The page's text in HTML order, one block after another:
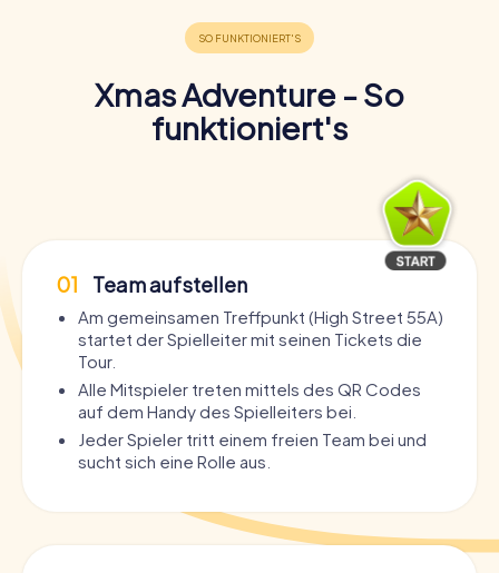
Xmas Adventure - So
funktioniert's
01 Team aufstellen
Am gemeinsamen Treffpunkt (High Street 55A)
startet der Spielleiter mit seinen Tickets die
Tour.
Alle Mitspieler treten mittels des QR Codes
auf dem Handy des Spielleiters bei.
Jeder Spieler tritt einem freien Team bei und
sucht sich eine Rolle aus.